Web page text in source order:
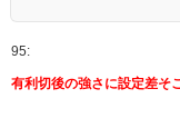
95:
有利切後の強さに設定差そ